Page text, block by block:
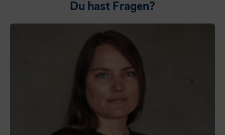
Du hast Fragen?